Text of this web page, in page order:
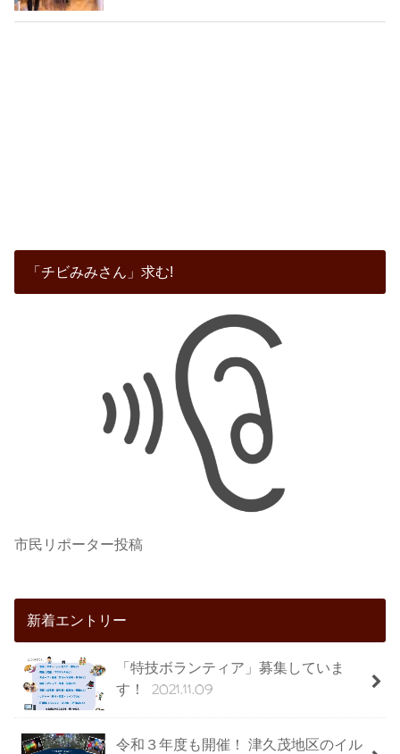
「チビみみさん」求む!
市民リポーター投稿
新着エントリー
「特技ボランティア」募集していま
す！
2021.11.09
令和３年度も開催！ 津久茂地区のイル